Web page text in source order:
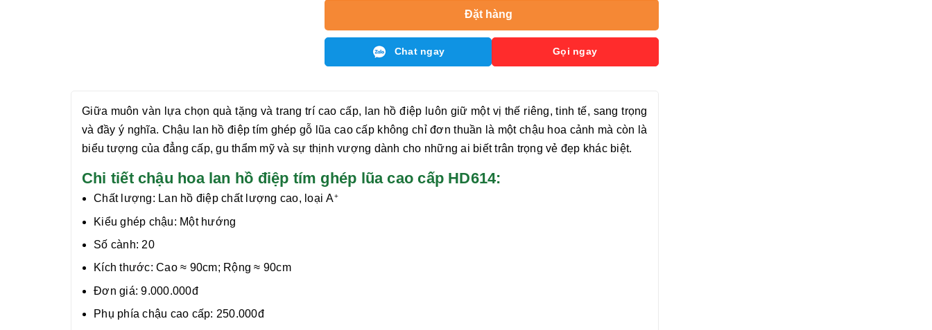
Đặt hàng
Chat ngay Gọi ngay
Giữa muôn vàn lựa chọn quà tặng và trang trí cao cấp, lan hồ điệp luôn giữ một vị thế riêng, tinh tế, sang trọng
và đầy ý nghĩa. Chậu lan hồ điệp tím ghép gỗ lũa cao cấp không chỉ đơn thuần là một chậu hoa cảnh mà còn là
biểu tượng của đẳng cấp, gu thẩm mỹ và sự thịnh vượng dành cho những ai biết trân trọng vẻ đẹp khác biệt.
Chi tiết chậu hoa lan hồ điệp tím ghép lũa cao cấp HD614:
Chất lượng: Lan hồ điệp chất lượng cao, loại A+
Kiểu ghép chậu: Một hướng
Số cành: 20
Kích thước: Cao ≈ 90cm; Rộng ≈ 90cm
Đơn giá: 9.000.000đ
Phụ phía chậu cao cấp: 250.000đ